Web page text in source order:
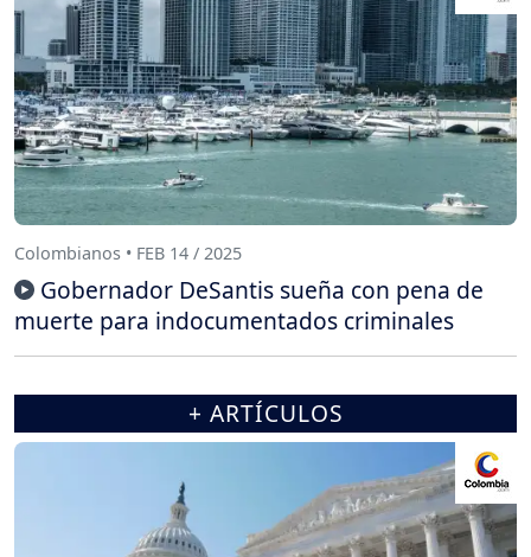
Colombianos • FEB 14 / 2025
Gobernador DeSantis sueña con pena de
muerte para indocumentados criminales
+ ARTÍCULOS